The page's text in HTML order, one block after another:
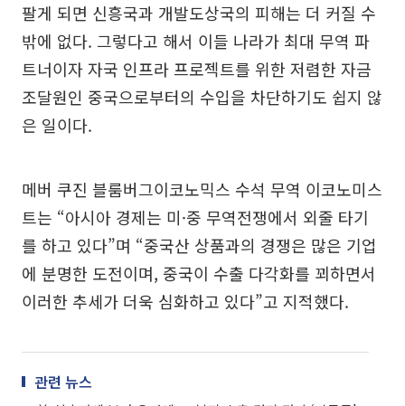
팔게 되면 신흥국과 개발도상국의 피해는 더 커질 수
밖에 없다. 그렇다고 해서 이들 나라가 최대 무역 파
트너이자 자국 인프라 프로젝트를 위한 저렴한 자금
조달원인 중국으로부터의 수입을 차단하기도 쉽지 않
은 일이다.
메버 쿠진 블룸버그이코노믹스 수석 무역 이코노미스
트는 “아시아 경제는 미·중 무역전쟁에서 외줄 타기
를 하고 있다”며 “중국산 상품과의 경쟁은 많은 기업
에 분명한 도전이며, 중국이 수출 다각화를 꾀하면서
이러한 추세가 더욱 심화하고 있다”고 지적했다.
관련 뉴스